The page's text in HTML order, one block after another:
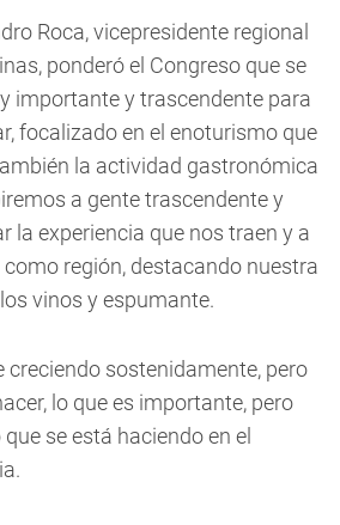
Roca, vicepresidente regional
ponderó el Congreso que se
importante y trascendente para
focalizado en el enoturismo que
la actividad gastronómica
a gente trascendente y
la experiencia que nos traen y a
región, destacando nuestra
vinos y espumante.
creciendo sostenidamente, pero
lo que es importante, pero
se está haciendo en el